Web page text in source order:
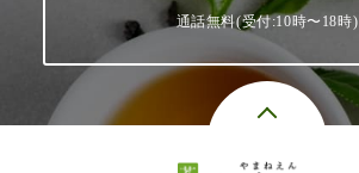
通話無料(受付:10時〜18時)